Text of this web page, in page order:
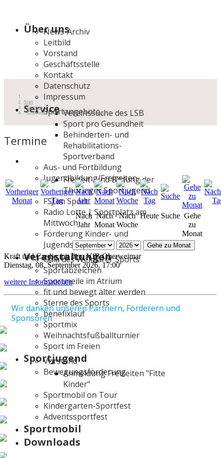
Über uns
News-Archiv
Leitbild
Vorstand
Geschäftsstelle
Kontakt
Datenschutz
Impressum
ServiceSportangebote
Vereinssuche des LSB
Sport pro Gesundheit
Behinderten- und
Rehabilitations-
Sportverband
Aus- und Fortbildung
Jugendbildung/Freizeiten
Freizeit- und Bildung der
Thüringer Sportjugend
FSJ im Sport
Radio Lotte | Sportplatz am
Mittwoch
Förderung Kinder- und
Jugendsport
Veranstaltungen
Gala des Weimarer Sports
Sportabzeichen
Sportmeile im Atrium
fit und bewegt älter werden
Sterne des Sports
benefixlauf
Sportmix
Weihnachtsfußballturnier
Sport im Freien
Sportjugend
Vorstand
Bewegungsförderung
Anmeldung Freizeiten "Fitte
Kinder"
Sportmobil on Tour
Kindergarten-Sportfest
Adventssportfest
Sportmobil
Downloads
Start
Termine
Kraft und Cardio mit dem VfB Oberweimar
Termine
Nach
Jahr
Nach
Monat
Nach
Woche
Heute Suche Gehe
zu
Monat
Gehe zu Monat
Kraft und Cardio mit dem VfB Oberweimar
Dienstag, 08. September 2026, 17:00
weitere Informationen
Wir danken unseren Partnern, Förderern und
Sponsoren